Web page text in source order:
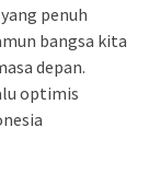
penuh
bangsa kita
depan.
optimis